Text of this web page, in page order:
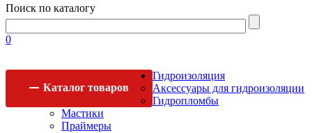
Поиск по каталогу
0
Каталог товаров
Гидроизоляция
Аксессуары для гидроизоляции
Гидропломбы
Мастики
Праймеры